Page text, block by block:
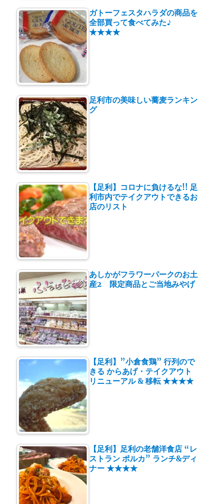
ガトーフェスタハラダの商品を
全部買って食べてみた♪
★★★★
足利市の美味しい蕎麦ランキン
グ
【足利】コロナに負けるな!! 足
利市内でテイクアウトできるお
店のリスト
あしかがフラワーパークのお土
産2 限定商品とご当地みやげ
【足利】”小倉食鶏” 行列ので
きる からあげ・テイクアウト
リニューアル & 移転 ★★★★
【足利】足利の老舗洋食店 “レ
ストラン ポルカ” ランチ&ディ
ナー ★★★★